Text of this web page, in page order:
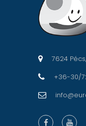
7624
+36-30/